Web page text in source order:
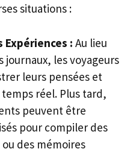
situations :
Expériences : Au lieu
journaux, les voyageurs
leurs pensées et
réel. Plus tard,
peuvent être
pour compiler des
des mémoires